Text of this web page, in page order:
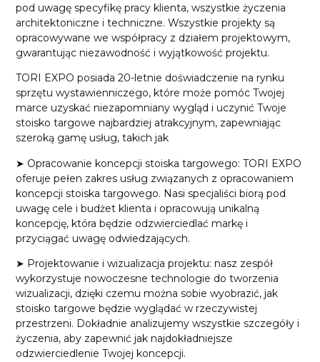
pod uwagę specyfikę pracy klienta, wszystkie życzenia
architektoniczne i techniczne. Wszystkie projekty są
opracowywane we współpracy z działem projektowym,
gwarantując niezawodność i wyjątkowość projektu.
TORI EXPO posiada 20-letnie doświadczenie na rynku
sprzętu wystawienniczego, które może pomóc Twojej
marce uzyskać niezapomniany wygląd i uczynić Twoje
stoisko targowe najbardziej atrakcyjnym, zapewniając
szeroką gamę usług, takich jak
➤ Opracowanie koncepcji stoiska targowego: TORI EXPO
oferuje pełen zakres usług związanych z opracowaniem
koncepcji stoiska targowego. Nasi specjaliści biorą pod
uwagę cele i budżet klienta i opracowują unikalną
koncepcję, która będzie odzwierciedlać markę i
przyciągać uwagę odwiedzających.
➤ Projektowanie i wizualizacja projektu: nasz zespół
wykorzystuje nowoczesne technologie do tworzenia
wizualizacji, dzięki czemu można sobie wyobrazić, jak
stoisko targowe będzie wyglądać w rzeczywistej
przestrzeni. Dokładnie analizujemy wszystkie szczegóły i
życzenia, aby zapewnić jak najdokładniejsze
odzwierciedlenie Twojej koncepcji.